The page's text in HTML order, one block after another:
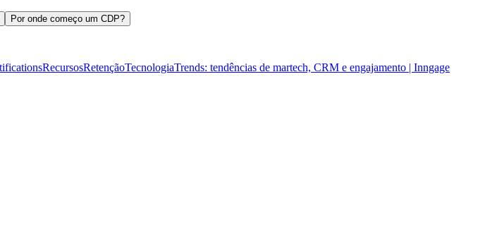
Por onde começo um CDP?
RecursosRetençãoTecnologiaTrends: tendências de martech, CRM e engajamento | Inngage